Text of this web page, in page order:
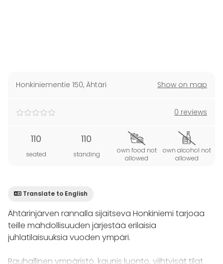
Honkiniementie 150, Ähtäri Show on map
0 reviews
110
seated
110
standing
own food not
allowed
own alcohol not
allowed
Translate to English
Ähtärinjärven rannalla sijaitseva Honkiniemi tarjoaa
teille mahdollisuuden järjestää erilaisia
juhlatilaisuuksia vuoden ympäri.
Rauhallinen ympäristö, kaunis luonto, viihtyisät tilat